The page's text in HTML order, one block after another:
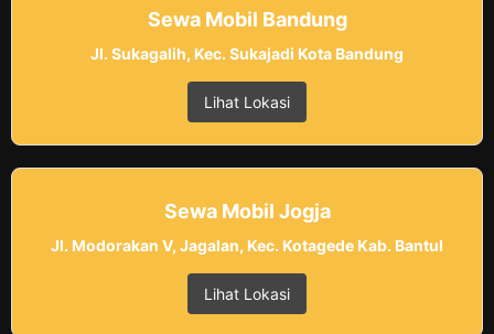
Sewa Mobil Bandung
Jl. Sukagalih, Kec. Sukajadi Kota Bandung
Lihat Lokasi
Sewa Mobil Jogja
Jl. Modorakan V, Jagalan, Kec. Kotagede Kab. Bantul
Lihat Lokasi